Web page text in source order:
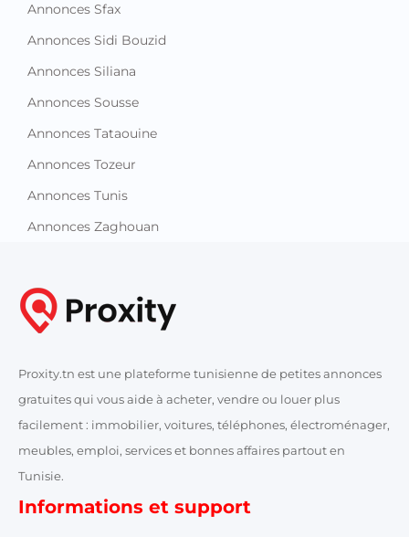
Annonces Sfax
Annonces Sidi Bouzid
Annonces Siliana
Annonces Sousse
Annonces Tataouine
Annonces Tozeur
Annonces Tunis
Annonces Zaghouan
Proxity.tn est une plateforme tunisienne de petites annonces
gratuites qui vous aide à acheter, vendre ou louer plus
facilement : immobilier, voitures, téléphones, électroménager,
meubles, emploi, services et bonnes affaires partout en
Tunisie.
Informations et support